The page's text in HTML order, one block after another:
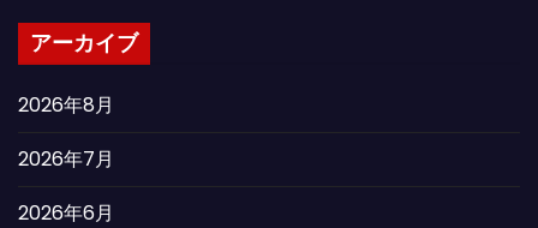
アーカイブ
2026年8月
2026年7月
2026年6月